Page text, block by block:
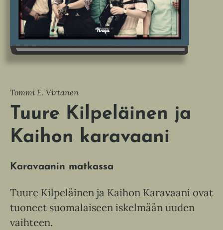
Tommi E. Virtanen
Tuure Kilpeläinen ja
Kaihon karavaani
Karavaanin matkassa
Tuure Kilpeläinen ja Kaihon Karavaani ovat
tuoneet suomalaiseen iskelmään uuden
vaihteen.